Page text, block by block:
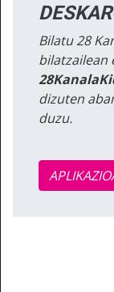
Bilatu 28
bilatzailean
dizuten
duzu.